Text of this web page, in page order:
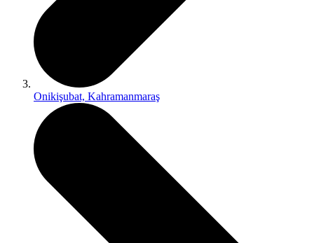
Onikişubat, Kahramanmaraş